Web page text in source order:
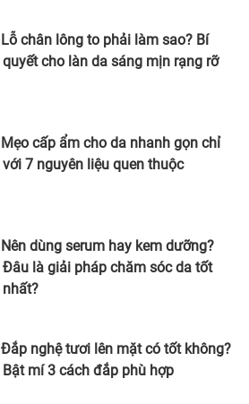
Lỗ chân lông to phải làm sao? Bí
quyết cho làn da sáng mịn rạng rỡ
Mẹo cấp ẩm cho da nhanh gọn chỉ
với 7 nguyên liệu quen thuộc
Nên dùng serum hay kem dưỡng?
Đâu là giải pháp chăm sóc da tốt
nhất?
Đắp nghệ tươi lên mặt có tốt không?
Bật mí 3 cách đắp phù hợp